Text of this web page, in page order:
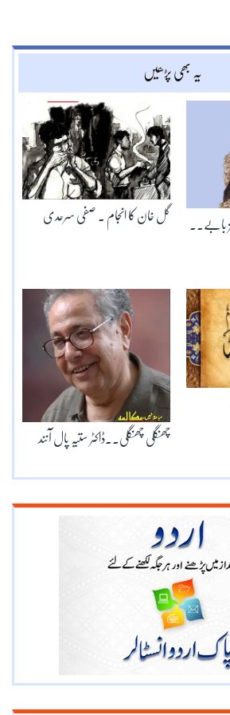
یہ بھی پڑھیں
گل خان کا انجام ۔ صفی سرحدی
بابے۔۔
چھنگلی چھنگلی۔۔ڈاکٹر ستیہ پال آنند